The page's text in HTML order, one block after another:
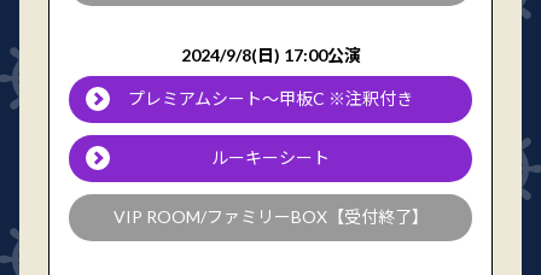
2024/9/8(日) 17:00公演
プレミアムシート～甲板C ※注釈付き
ルーキーシート
VIP ROOM/ファミリーBOX【受付終了】